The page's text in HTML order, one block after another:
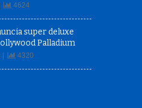
4624
super deluxe
Palladium
| 4320